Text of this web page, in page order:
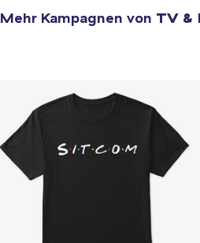
Mehr Kampagnen von TV &